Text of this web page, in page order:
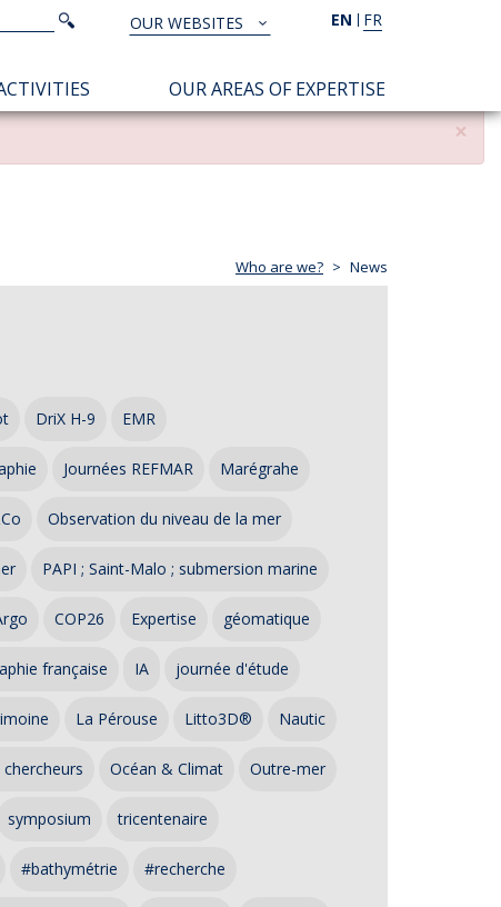
EN FR
TOUS
NOS
SITES
OUR WEBSITES
Search
Search
OUR AREAS OF EXPERTISE
×
Who are we? News
DriX H-9 EMR
Journées REFMAR Marégrahe
Observation du niveau de la mer
PAPI ; Saint-Malo ; submersion marine
COP26 Expertise géomatique
française IA journée d'étude
La Pérouse Litto3D® Nautic
Océan & Climat Outre-mer
symposium tricentenaire
#bathymétrie #recherche